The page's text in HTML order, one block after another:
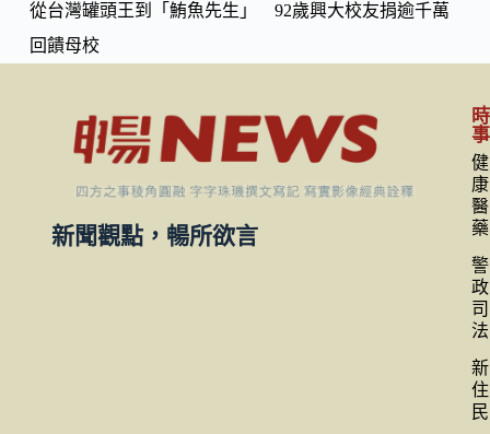
從台灣罐頭王到「鮪魚先生」 92歲興大校友捐逾千萬
回饋母校
新聞觀點，暢所欲言
時
事
健
康
醫
藥
警
政
司
法
新
住
民